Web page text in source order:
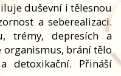
duševní i tělesnou
a seberealizaci.
trémy, depresích a
organismus, brání tělo
detoxikační. Přináší